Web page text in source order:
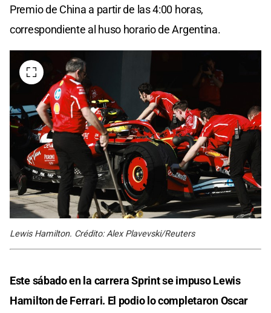
Premio de China a partir de las 4:00 horas,
correspondiente al huso horario de Argentina.
Lewis Hamilton. Crédito: Alex Plavevski/Reuters
Este sábado en la carrera Sprint se impuso Lewis
Hamilton de Ferrari. El podio lo completaron Oscar